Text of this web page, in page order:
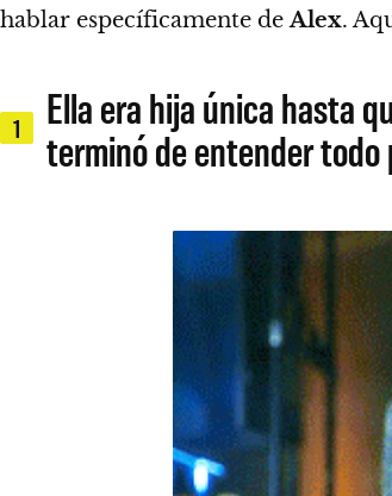
hablar específicamente deAlex.
1
Ella era hija única hasta
terminó de entender todo